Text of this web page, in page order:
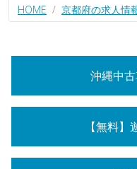
HOME 京都府の求人情
沖縄中
【無料